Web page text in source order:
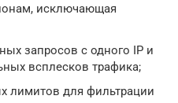
исключающая
запросов с одного IP и
всплесков трафика;
лимитов для фильтрации